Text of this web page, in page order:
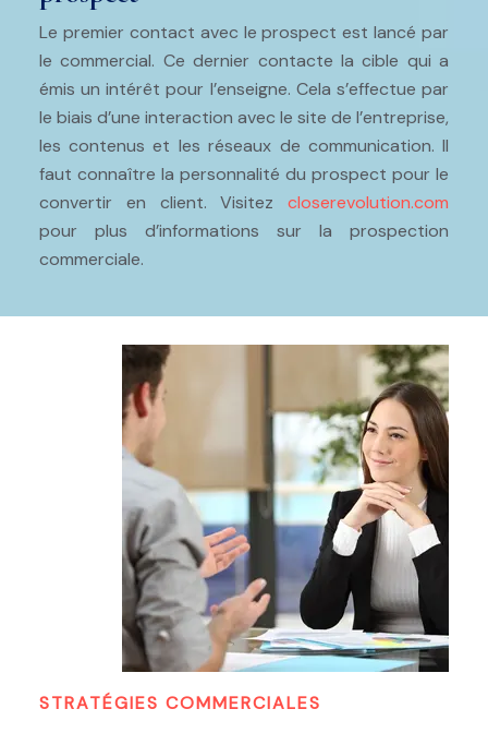
Le premier contact avec le prospect est lancé par
le commercial. Ce dernier contacte la cible qui a
émis un intérêt pour l’enseigne. Cela s’effectue par
le biais d’une interaction avec le site de l’entreprise,
les contenus et les réseaux de communication. Il
faut connaître la personnalité du prospect pour le
convertir en client. Visitezcloserevolution.com
pour plus d’informations sur la prospection
commerciale.
STRATÉGIES COMMERCIALES